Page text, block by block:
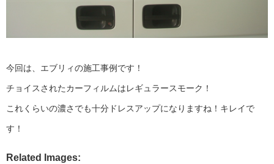
今回は、エブリィの施工事例です！
チョイスされたカーフィルムはレギュラースモーク！
これくらいの濃さでも十分ドレスアップになりますね！キレイで
す！
Related Images: